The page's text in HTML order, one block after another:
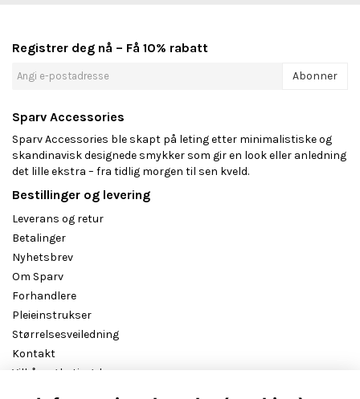
Registrer deg nå – Få 10% rabatt
Abonner
Sparv Accessories
Sparv Accessories ble skapt på leting etter minimalistiske og
skandinavisk designede smykker som gir en look eller anledning
det lille ekstra – fra tidlig morgen til sen kveld.
Bestillinger og levering
Leverans og retur
Betalinger
Nyhetsbrev
Om Sparv
Forhandlere
Pleieinstrukser
Størrelsesveiledning
Kontakt
Vilkår og betingelser